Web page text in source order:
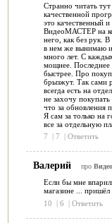
Странно читать
качественной
это качественный
ВидеоМАСТЕР на
него, как без рук.
в нем же вынимаю
много лет. С
мощнее. Последнее
быстрее. Про
брызжут. Так сами
всегда есть на
не захочу
что за обновления
Я сам за только на
все за отдельную
7
| 7 | Ответить
Валерий про
Если бы мне
магазине ...
10
| 6 | Ответить